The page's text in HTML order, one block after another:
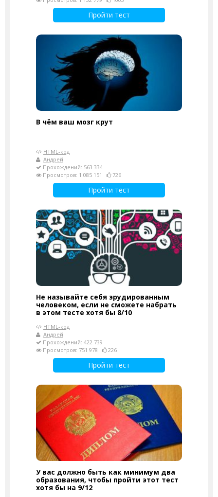
Пройти тест
В чём ваш мозг крут
HTML-код
Андрей
Прохождений: 563 334
Просмотров: 1 085 151
726
Пройти тест
Не называйте себя эрудированным
человеком, если не сможете набрать
в этом тесте хотя бы 8/10
HTML-код
Андрей
Прохождений: 422 739
Просмотров: 751 978
226
Пройти тест
У вас должно быть как минимум два
образования, чтобы пройти этот тест
хотя бы на 9/12